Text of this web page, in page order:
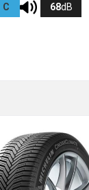
C 68dB